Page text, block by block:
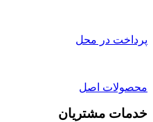
پرداخت در محل
محصولات اصل
خدمات مشتریان